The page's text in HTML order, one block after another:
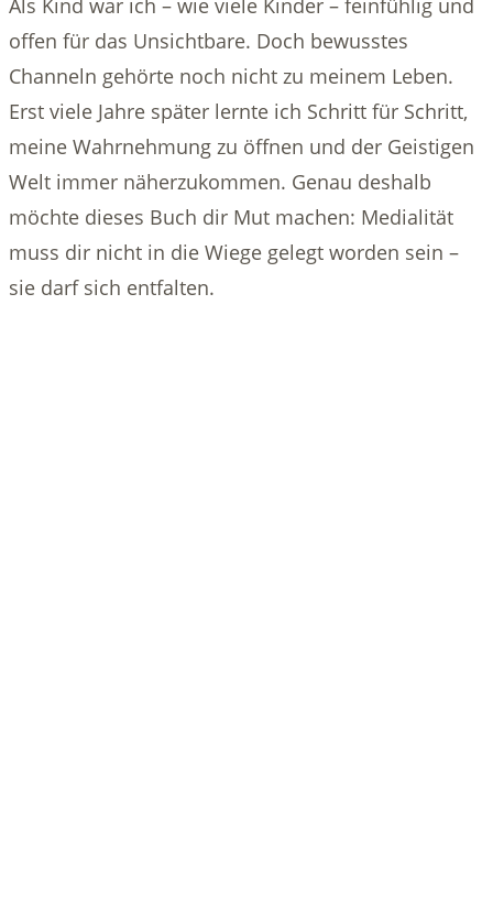
Als Kind war ich – wie viele Kinder – feinfühlig und
offen für das Unsichtbare. Doch bewusstes
Channeln gehörte noch nicht zu meinem Leben.
Erst viele Jahre später lernte ich Schritt für Schritt,
meine Wahrnehmung zu öffnen und der Geistigen
Welt immer näherzukommen. Genau deshalb
möchte dieses Buch dir Mut machen: Medialität
muss dir nicht in die Wiege gelegt worden sein –
sie darf sich entfalten.